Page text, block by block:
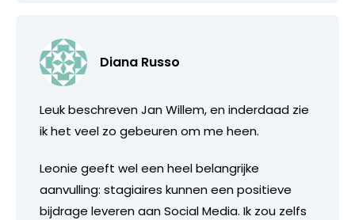
Diana Russo
Leuk beschreven Jan Willem, en inderdaad zie
ik het veel zo gebeuren om me heen.
Leonie geeft wel een heel belangrijke
aanvulling: stagiaires kunnen een positieve
bijdrage leveren aan Social Media. Ik zou zelfs